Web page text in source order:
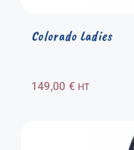
Colorado Ladies
149,00 € HT